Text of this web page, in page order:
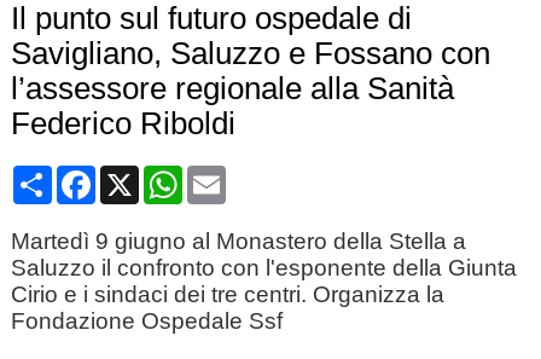
Il punto sul futuro ospedale di
Savigliano, Saluzzo e Fossano con
l’assessore regionale alla Sanità
Federico Riboldi
CondividiFacebook
X WhatsApp
Email
Martedì 9 giugno al Monastero della Stella a
Saluzzo il confronto con l'esponente della Giunta
Cirio e i sindaci dei tre centri. Organizza la
Fondazione Ospedale Ssf